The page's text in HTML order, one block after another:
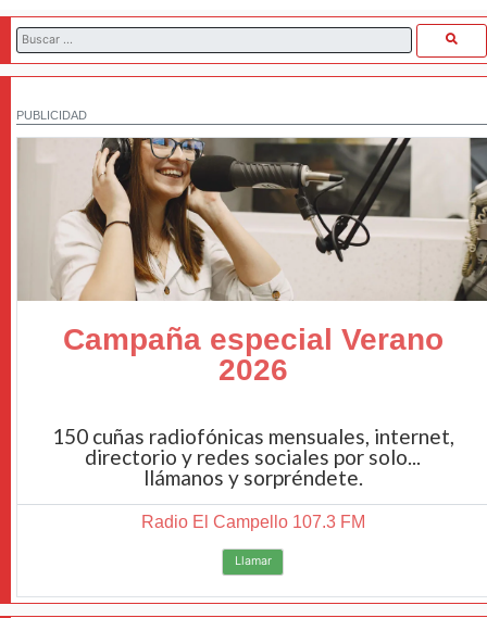
PUBLICIDAD
Campaña especial Verano
2026
150 cuñas radiofónicas mensuales, internet,
directorio y redes sociales por solo...
llámanos y sorpréndete.
Radio El Campello 107.3 FM
Llamar